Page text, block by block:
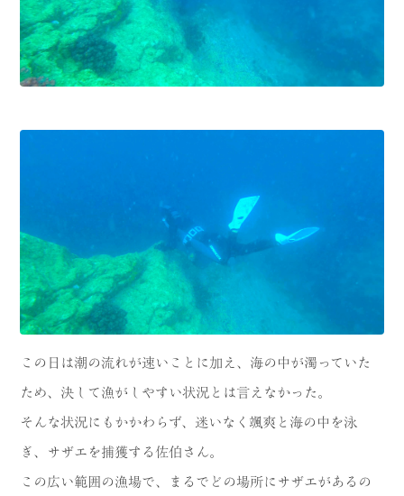
この日は潮の流れが速いことに加え、海の中が濁っていた
ため、決して漁がしやすい状況とは言えなかった。
そんな状況にもかかわらず、迷いなく颯爽と海の中を泳
ぎ、サザエを捕獲する佐伯さん。
この広い範囲の漁場で、まるでどの場所にサザエがあるの